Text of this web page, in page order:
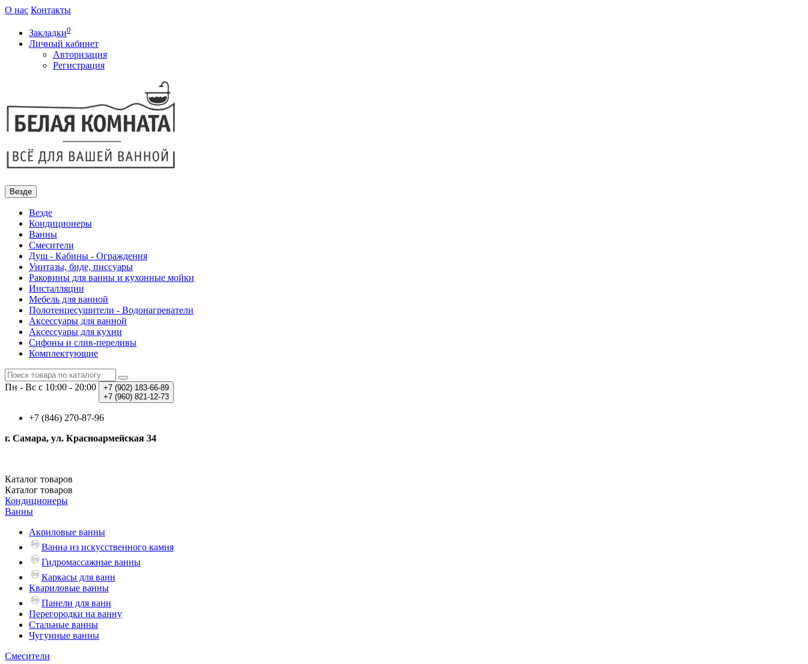
О нас Контакты
Закладки0
Личный кабинет
Авторизация
Регистрация
Везде
Везде
Кондиционеры
Ванны
Смесители
Душ - Кабины - Ограждения
Унитазы, биде, писсуары
Раковины для ванны и кухонные мойки
Инсталляции
Мебель для ванной
Полотенцесушители - Водонагреватели
Аксессуары для ванной
Аксессуары для кухни
Сифоны и слив-переливы
Комплектующие
Пн - Вс с 10:00 - 20:00 +7 (902) 183-66-89
+7 (960) 821-12-73
+7 (846) 270-87-96
г. Самара, ул. Красноармейская 34
Каталог товаров
Каталог товаров
Кондиционеры
Ванны
Акриловые ванны
Ванна из искусственного камня
Гидромассажные ванны
Каркасы для ванн
Квариловые ванны
Панели для ванн
Перегородки на ванну
Стальные ванны
Чугунные ванны
Смесители